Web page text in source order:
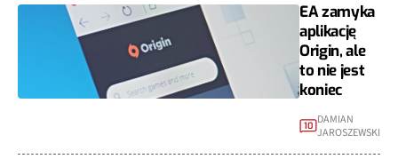
EA zamyka
aplikację
Origin, ale
to nie jest
koniec
10 DAMIAN
JAROSZEWSKI